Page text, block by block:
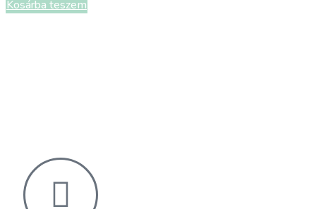
Kosárba teszem